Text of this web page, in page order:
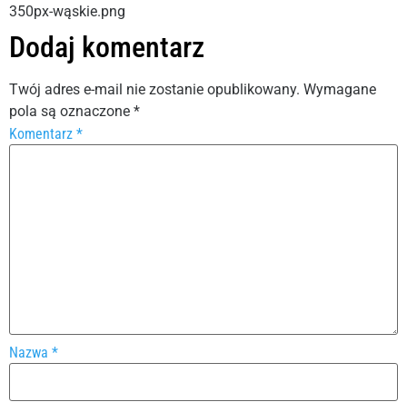
350px-wąskie.png
Dodaj komentarz
Twój adres e-mail nie zostanie opublikowany. Wymagane
pola są oznaczone *
Komentarz *
Nazwa *